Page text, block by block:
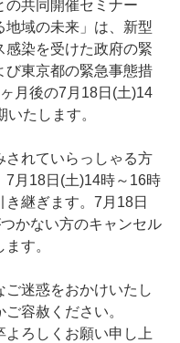
の共同開催セミナー
地域の未来」は、新型
感染を受けた政府の緊
び東京都の緊急事態措
月後の7月18日(土)14
いたします。
されていらっしゃる方
7月18日(土)14時～16時
き継ぎます。7月18日
かない方のキャンセル
す。
ご迷惑をおかけいたし
容赦ください。
よろしくお願い申し上